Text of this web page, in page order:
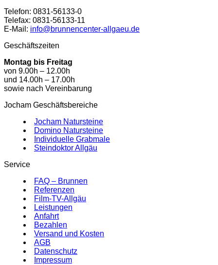
Telefon: 0831-56133-0
Telefax: 0831-56133-11
E-Mail: info@brunnencenter-allgaeu.de
Geschäftszeiten
Montag bis Freitag
von 9.00h – 12.00h
und 14.00h – 17.00h
sowie nach Vereinbarung
Jocham Geschäftsbereiche
Jocham Natursteine
Domino Natursteine
Individuelle Grabmale
Steindoktor Allgäu
Service
FAQ – Brunnen
Referenzen
Film-TV-Allgäu
Leistungen
Anfahrt
Bezahlen
Versand und Kosten
AGB
Datenschutz
Impressum